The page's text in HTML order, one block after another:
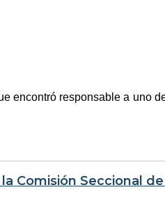
encontró responsable a uno
Comisión Seccional